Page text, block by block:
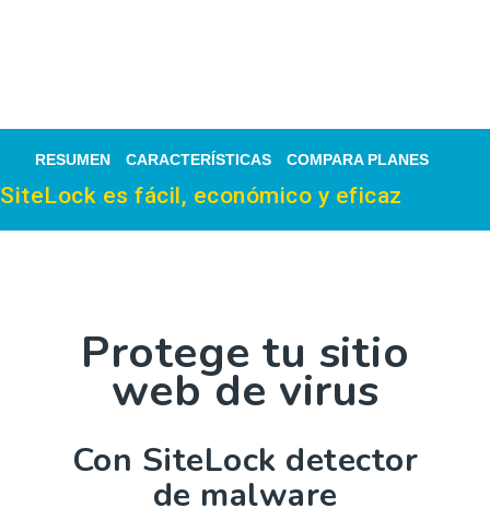
RESUMEN CARACTERÍSTICAS COMPARA PLANES
SiteLock es fácil, económico y eficaz
Protege tu sitio
web de virus
Con SiteLock detector
de malware